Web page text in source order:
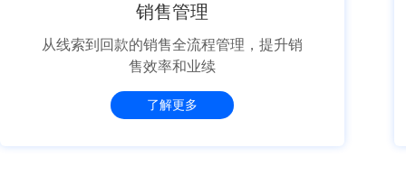
销售管理
从线索到回款的销售全流程管理，提升销
售效率和业续
了解更多